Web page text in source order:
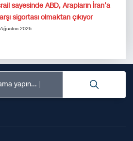
sayesinde ABD, Arapların İran’a
sigortası olmaktan çıkıyor
2026
yapın...